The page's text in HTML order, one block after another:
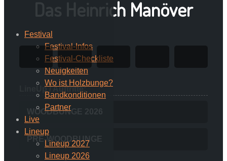
Festival
Festival-Infos
Festival-Checkliste
Neuigkeiten
Wo ist Holzbunge?
Bandkonditionen
Partner
Live
Lineup
Lineup 2027
Lineup 2026
Das Heinrich Manöver
LineUp / Auftritte:
WOODBUNGE 2026
PRE-WOODBUNGE